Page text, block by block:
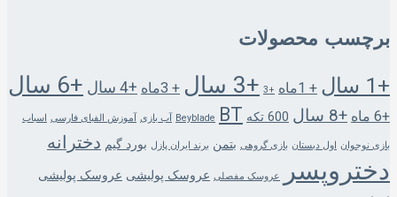
برچسب محصولات
+1 سال + 1ماه +3 +3 سال + 3ماه +4 سال +6 سال
+6 ماه +8 سال 600 تکه Beyblade BT آب بازی آموزش الفبای فارسی اسباب
بازی نوجوان اول دبستان بازی گروهی بتمن برند ایران پازل بورد گیم دخترانه
دختروپسر عروسک مفصلی عروسک پولیشی عروسک پولیشی